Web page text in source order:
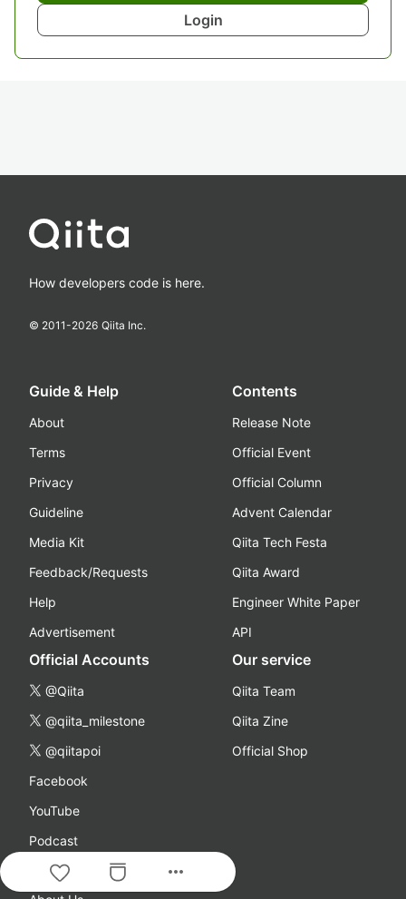
Login
more_horiz
How developers code is here.
© 2011-2026 Qiita Inc.
Guide & Help
About
Terms
Privacy
Guideline
Media Kit
Feedback/Requests
Help
Advertisement
Contents
Release Note
Official Event
Official Column
Advent Calendar
Qiita Tech Festa
Qiita Award
Engineer White Paper
API
Official Accounts
@Qiita
@qiita_milestone
@qiitapoi
Facebook
YouTube
Podcast
Our service
Qiita Team
Qiita Zine
Official Shop
Company